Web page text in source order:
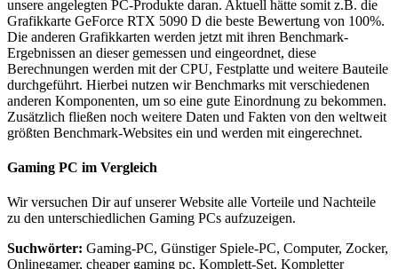
unsere angelegten PC-Produkte daran. Aktuell hätte somit z.B. die
Grafikkarte GeForce RTX 5090 D die beste Bewertung von 100%.
Die anderen Grafikkarten werden jetzt mit ihren Benchmark-
Ergebnissen an dieser gemessen und eingeordnet, diese
Berechnungen werden mit der CPU, Festplatte und weitere Bauteile
durchgeführt. Hierbei nutzen wir Benchmarks mit verschiedenen
anderen Komponenten, um so eine gute Einordnung zu bekommen.
Zusätzlich fließen noch weitere Daten und Fakten von den weltweit
größten Benchmark-Websites ein und werden mit eingerechnet.
Gaming PC im Vergleich
Wir versuchen Dir auf unserer Website alle Vorteile und Nachteile
zu den unterschiedlichen Gaming PCs aufzuzeigen.
Suchwörter: Gaming-PC, Günstiger Spiele-PC, Computer, Zocker,
Onlinegamer, cheaper gaming pc, Komplett-Set, Kompletter